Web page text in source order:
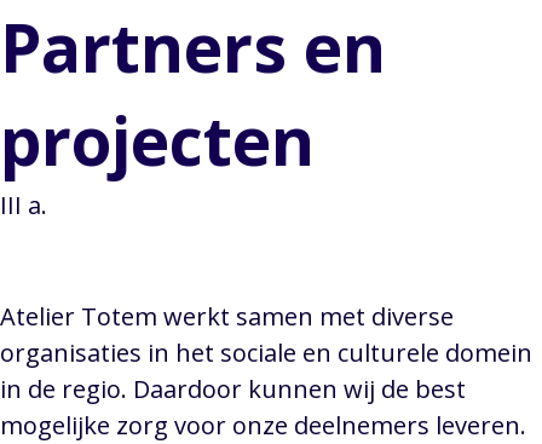
Partners en
projecten
III a.
Atelier Totem werkt samen met diverse
organisaties in het sociale en culturele domein
in de regio. Daardoor kunnen wij de best
mogelijke zorg voor onze deelnemers leveren.